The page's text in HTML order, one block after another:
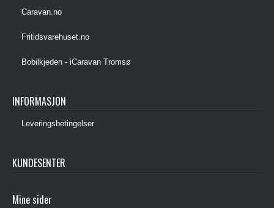
Caravan.no
Fritidsvarehuset.no
Bobilkjeden - iCaravan Tromsø
INFORMASJON
Leveringsbetingelser
KUNDESENTER
Mine sider